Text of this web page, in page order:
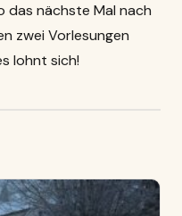
das nächste Mal nach
zwei Vorlesungen
lohnt sich!